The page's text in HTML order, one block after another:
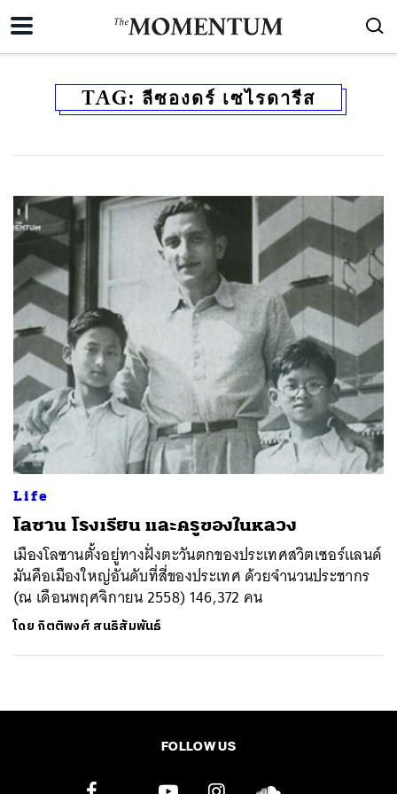
TAG: ลีซองดร์ เซไรดารีส
Life
โลซาน โรงเรียน และครูของในหลวง
เมืองโลซานตั้งอยู่ทางฝั่งตะวันตกของประเทศสวิตเซอร์แลนด์
มันคือเมืองใหญ่อันดับที่สี่ของประเทศ ด้วยจำนวนประชากร
(ณ เดือนพฤศจิกายน 2558) 146,372 คน
โดย กิตติพงศ์ สนธิสัมพันธ์
FOLLOW US
ค้นหา
SHARE TWEET LINE EMAIL